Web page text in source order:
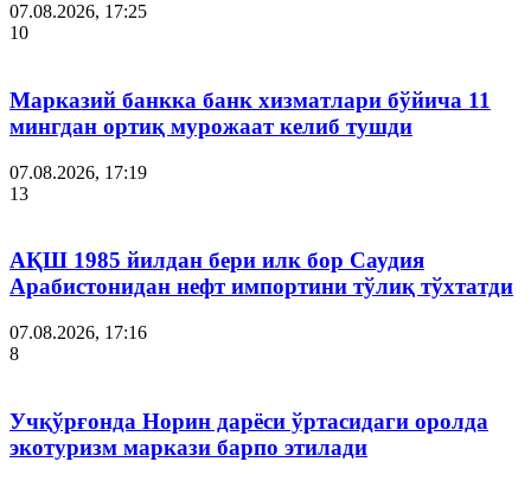
07.08.2026, 17:25
10
Марказий банкка банк хизматлари бўйича 11
мингдан ортиқ мурожаат келиб тушди
07.08.2026, 17:19
13
АҚШ 1985 йилдан бери илк бор Саудия
Арабистонидан нефт импортини тўлиқ тўхтатди
07.08.2026, 17:16
8
Учқўрғонда Норин дарёси ўртасидаги оролда
экотуризм маркази барпо этилади